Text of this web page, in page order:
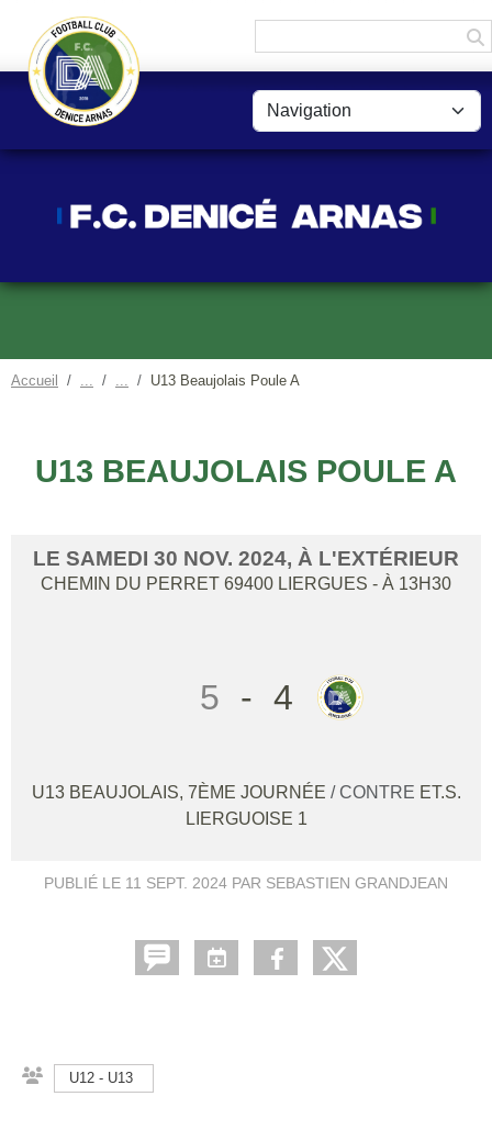
Accueil U13 Beaujolais Poule A
U13 BEAUJOLAIS POULE A
LE SAMEDI 30 NOV. 2024, À L'EXTÉRIEUR
CHEMIN DU PERRET 69400 LIERGUES - À 13H30
5 - 4
U13 BEAUJOLAIS, 7ÈME JOURNÉE / CONTRE ET.S.
LIERGUOISE 1
PUBLIÉ LE 11 SEPT. 2024 PAR SEBASTIEN GRANDJEAN
U12 - U13
Panneau de gestion des cookies